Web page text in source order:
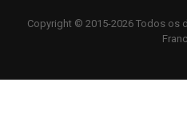
Copyright © 2015-2026 Todos os